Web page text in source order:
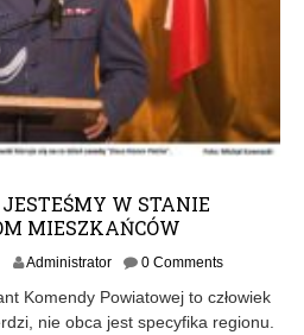
W STANIE
MIESZKAŃCÓW
Administrator 0 Comments
Komendy Powiatowej to człowiek
nie obca jest specyfika regionu.